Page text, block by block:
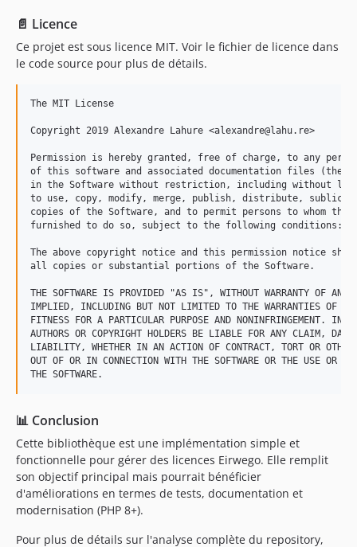
📄 Licence
Ce projet est sous licence MIT. Voir le fichier de licence dans
le code source pour plus de détails.
The MIT License
Copyright 2019 Alexandre Lahure <alexandre@lahu.re>
Permission is hereby granted, free of charge, to any
of this software and associated documentation files (the
in the Software without restriction, including without
to use, copy, modify, merge, publish, distribute,
copies of the Software, and to permit persons to whom the
furnished to do so, subject to the following conditions:
The above copyright notice and this permission notice
all copies or substantial portions of the Software.
THE SOFTWARE IS PROVIDED "AS IS", WITHOUT WARRANTY OF ANY
IMPLIED, INCLUDING BUT NOT LIMITED TO THE WARRANTIES OF
FITNESS FOR A PARTICULAR PURPOSE AND NONINFRINGEMENT. IN
AUTHORS OR COPYRIGHT HOLDERS BE LIABLE FOR ANY CLAIM,
LIABILITY, WHETHER IN AN ACTION OF CONTRACT, TORT OR
OUT OF OR IN CONNECTION WITH THE SOFTWARE OR THE USE OR
📊 Conclusion
Cette bibliothèque est une implémentation simple et
fonctionnelle pour gérer des licences Eirwego. Elle remplit
son objectif principal mais pourrait bénéficier
d'améliorations en termes de tests, documentation et
modernisation (PHP 8+).
Pour plus de détails sur l'analyse complète du repository,